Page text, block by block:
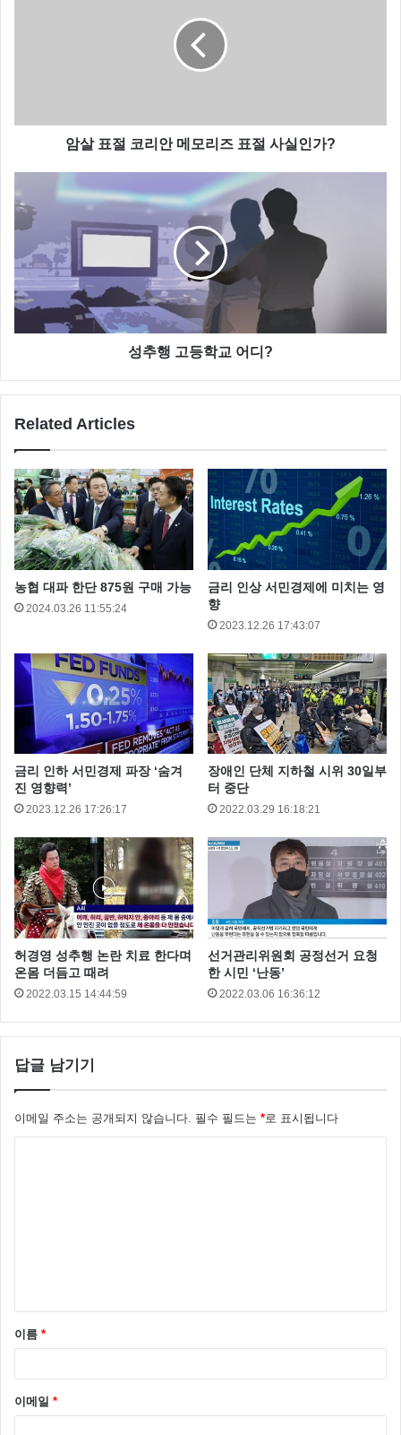
암살 표절 코리안 메모리즈 표절 사실인가?
성추행 고등학교 어디?
Related Articles
농협 대파 한단 875원 구매 가능
2024.03.26 11:55:24
금리 인상 서민경제에 미치는 영
향
2023.12.26 17:43:07
금리 인하 서민경제 파장 ‘숨겨
진 영향력’
2023.12.26 17:26:17
장애인 단체 지하철 시위 30일부
터 중단
2022.03.29 16:18:21
허경영 성추행 논란 치료 한다며
온몸 더듬고 때려
2022.03.15 14:44:59
선거관리위원회 공정선거 요청
한 시민 ‘난동’
2022.03.06 16:36:12
답글 남기기
이메일 주소는 공개되지 않습니다. 필수 필드는 *로 표시됩니다
이름 *
이메일 *